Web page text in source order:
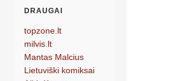
DRAUGAI
topzone.lt
milvis.lt
Mantas Malcius
Lietuviški komiksai